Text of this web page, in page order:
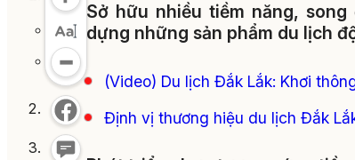
Sở hữu nhiều tiềm năng,
dựng những sản phẩm du lịch
(Video) Du lịch Đắk Lắk: Khơi
Định vị thương hiệu du lịch Đắk